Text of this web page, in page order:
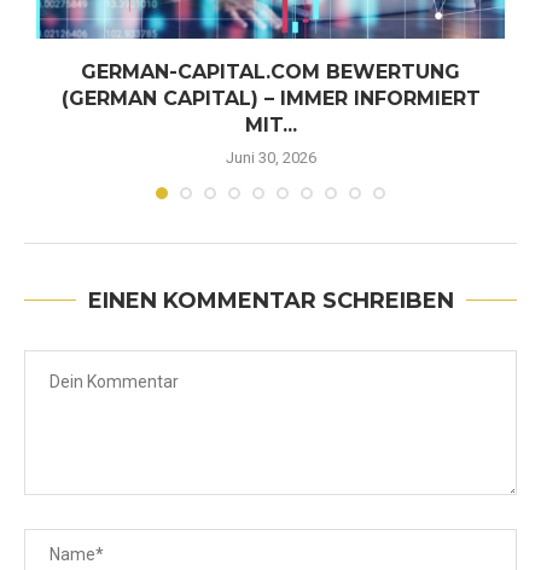
GERMAN-CAPITAL.COM BEWERTUNG
(GERMAN CAPITAL) – IMMER INFORMIERT
MIT...
Juni 30, 2026
EINEN KOMMENTAR SCHREIBEN